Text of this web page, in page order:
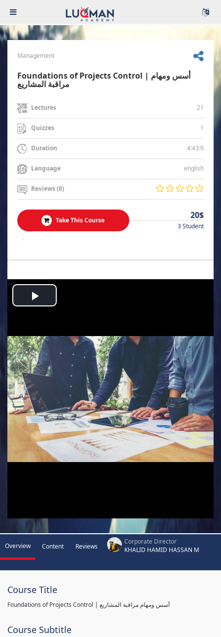
Management
Foundations of Projects Control | أسس ومهام
مراقبة المشاريع
Lectures 21
Quizzes 1
Duration 4:43:9
Language english
Reviews (0)
Take This Course 20$
3 Student
.
Play
Overview Content Reviews
Corporate Director
KHALID HAMID HASSAN M
Course Title
Foundations of Projects Control | أسس ومهام مراقبة المشاريع
Course Subtitle